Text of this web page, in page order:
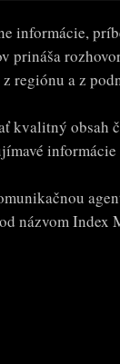
informácie,
prináša
regiónu a z
kvalitný obsah
názvom Index